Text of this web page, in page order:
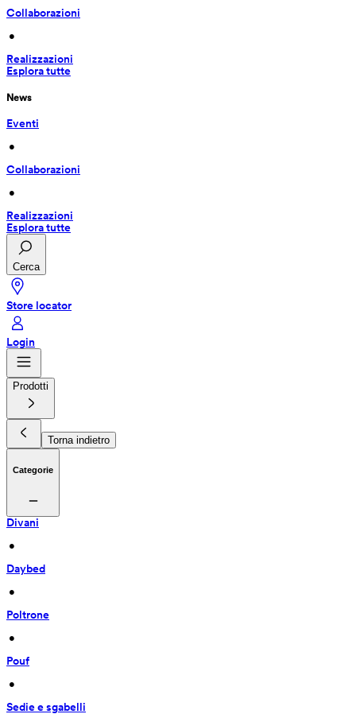
Collaborazioni
•
Realizzazioni
Esplora tutte
News
Eventi
•
Collaborazioni
•
Realizzazioni
Esplora tutte
Cerca
Store locator
Login
Prodotti
Torna indietro
Categorie
Divani
•
Daybed
•
Poltrone
•
Pouf
•
Sedie e sgabelli